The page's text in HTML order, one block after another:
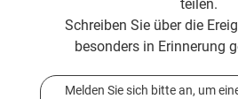
teilen.
Schreiben Sie über die
besonders in Erinnerung
Melden Sie sich bitte an, um